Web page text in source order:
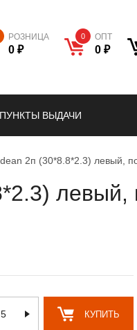
РОЗНИЦА
0 ₽
0 ОПТ
0 ₽
ПУНКТЫ ВЫДАЧИ
2п (30*8.8*2.3) левый,
левый,
КУПИТЬ